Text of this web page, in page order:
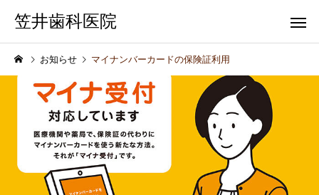
笠井歯科医院
一般歯科
お知らせ マイナンバーカードの保険証利用